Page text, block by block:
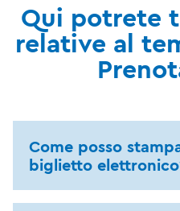
Qui potrete
relative al
Come posso
biglietto